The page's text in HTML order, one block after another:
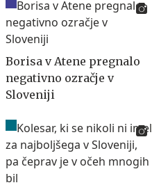
Borisa v Atene pregnalo
negativno ozračje v
Sloveniji